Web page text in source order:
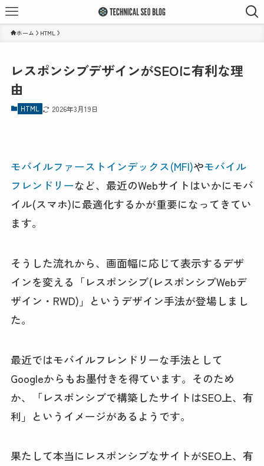
ホーム HTML
レスポンシブデザインがSEOに有利な理
由
HTML 2026年3月19日
モバイルファーストインデックス(MFI)やモバイル
フレンドリーなど、最近のWebサイトはいかにモバ
イル(スマホ)に最適化するかが重要になってきてい
ます。
そうした流れから、画面幅に応じて表示するデザ
インを変える「レスポンシブ(レスポンシブWebデ
ザイン・RWD)」というデザイン手法が登場しまし
た。
最近ではモバイルフレンドリーな手法として
Googleからもお墨付きを得ています。そのため
か、「レスポンシブで構築したサイトはSEO上、有
利」というイメージがあるようです。
果たして本当にレスポンシブなサイトがSEO上、有